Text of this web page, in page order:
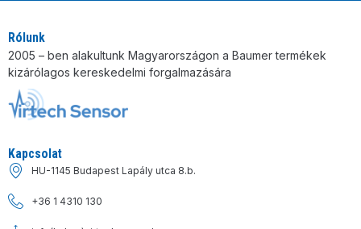
Rólunk
2005 – ben alakultunk Magyarországon a Baumer termékek
kizárólagos kereskedelmi forgalmazására
Kapcsolat
HU-1145 Budapest Lapály utca 8.b.
+36 1 4310 130